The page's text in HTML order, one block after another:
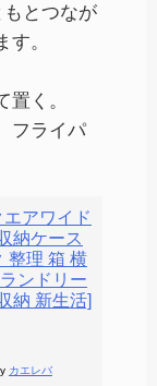
とつなが
。
く。
フライパ
アワイド
納ケース
整理 箱 横
ンドリー
納 新生活]
カエレバ